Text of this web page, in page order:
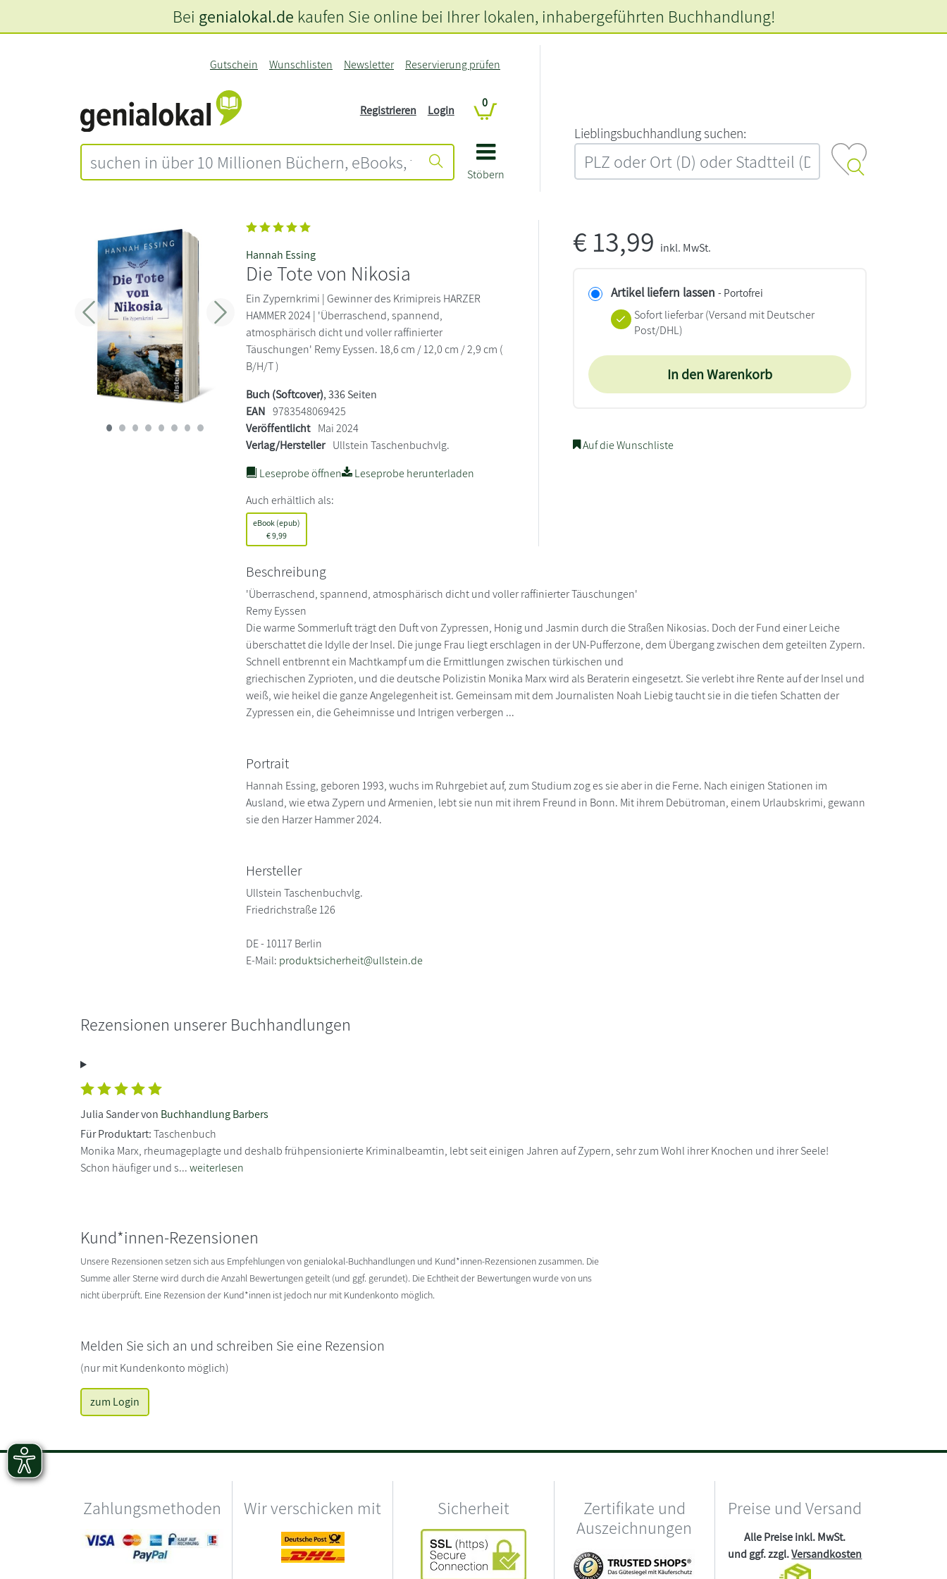
Stöbern
Gutschein Wunschlisten Newsletter Reservierung prüfen
Registrieren Login
0
L‍i‍e‍b‍l‍i‍n‍g‍s‍b‍u‍c‍h‍h‍a‍n‍d‍l‍u‍n‍g‍ ‍s‍u‍c‍h‍e‍n‍:‍
Bei genialokal.de kaufen Sie online bei Ihrer lokalen, inhabergeführten Buchhandlung!
Zurück Weiter
Hannah Essing
Die Tote von Nikosia
Ein Zypernkrimi | Gewinner des Krimipreis HARZER
HAMMER 2024 | 'Überraschend, spannend,
atmosphärisch dicht und voller raffinierter
Täuschungen' Remy Eyssen. 18,6 cm / 12,0 cm / 2,9 cm (
B/H/T )
Buch (Softcover), 336 Seiten
EAN 9783548069425
Veröffentlicht Mai 2024
Verlag/Hersteller Ullstein Taschenbuchvlg.
Leseprobe öffnen
Leseprobe herunterladen
Auch erhältlich als:
eBook (epub)
€9,99
€13,99 inkl. MwSt.
Artikel liefern lassen - Portofrei
Sofort lieferbar(Versand mit Deutscher
Post/DHL)
In den Warenkorb
Auf die Wunschliste
Beschreibung
'Überraschend, spannend, atmosphärisch dicht und voller raffinierter Täuschungen'
Remy Eyssen
Die warme Sommerluft trägt den Duft von Zypressen, Honig und Jasmin durch die Straßen Nikosias. Doch der Fund einer Leiche
überschattet die Idylle der Insel. Die junge Frau liegt erschlagen in der UN-Pufferzone, dem Übergang zwischen dem geteilten Zypern.
Schnell entbrennt ein Machtkampf um die Ermittlungen zwischen türkischen und
griechischen Zyprioten, und die deutsche Polizistin Monika Marx wird als Beraterin eingesetzt. Sie verlebt ihre Rente auf der Insel und
weiß, wie heikel die ganze Angelegenheit ist. Gemeinsam mit dem Journalisten Noah Liebig taucht sie in die tiefen Schatten der
Zypressen ein, die Geheimnisse und Intrigen verbergen ...
Portrait
Hannah Essing, geboren 1993, wuchs im Ruhrgebiet auf, zum Studium zog es sie aber in die Ferne. Nach einigen Stationen im
Ausland, wie etwa Zypern und Armenien, lebt sie nun mit ihrem Freund in Bonn. Mit ihrem Debütroman, einem Urlaubskrimi, gewann
sie den Harzer Hammer 2024.
Hersteller
Ullstein Taschenbuchvlg.
Friedrichstraße 126
DE - 10117 Berlin
E-Mail: produktsicherheit@ullstein.de
Rezensionen unserer Buchhandlungen
Julia Sander von Buchhandlung Barbers
Für Produktart:Taschenbuch
Monika Marx, rheumageplagte und deshalb frühpensionierte Kriminalbeamtin, lebt seit einigen Jahren auf Zypern, sehr zum Wohl ihrer Knochen und ihrer Seele!
Schon häufiger und s...weiterlesen
Kund*innen-Rezensionen
Unsere Rezensionen setzen sich aus Empfehlungen von genialokal-Buchhandlungen und Kund*innen-Rezensionen zusammen. Die
Summe aller Sterne wird durch die Anzahl Bewertungen geteilt (und ggf. gerundet). Die Echtheit der Bewertungen wurde von uns
nicht überprüft. Eine Rezension der Kund*innen ist jedoch nur mit Kundenkonto möglich.
Melden Sie sich an und schreiben Sie eine Rezension
(nur mit Kundenkonto möglich)
zum Login
Zahlungsmethoden Wir verschicken mit Sicherheit
Zertifikate und
Auszeichnungen
Preise und Versand
Alle Preise inkl. MwSt.
und ggf. zzgl.Versandkosten